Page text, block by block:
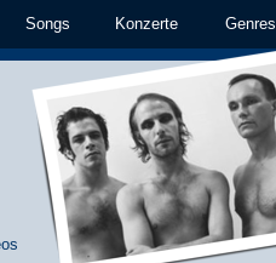
Songs Konzerte Genres